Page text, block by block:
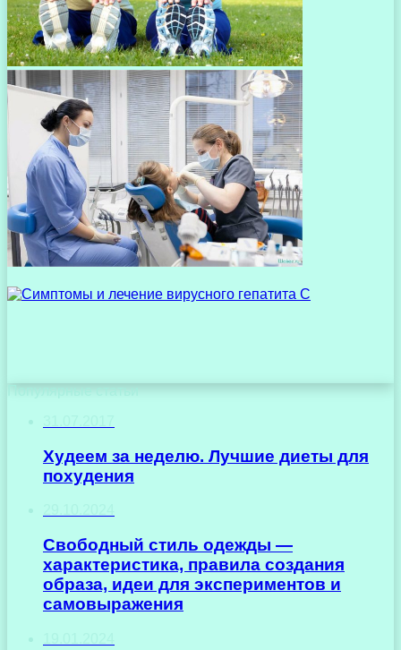
Худеем за неделю. Лучшие диеты для
похудения
Свободный стиль одежды —
характеристика, правила создания
образа, идеи для экспериментов и
самовыражения